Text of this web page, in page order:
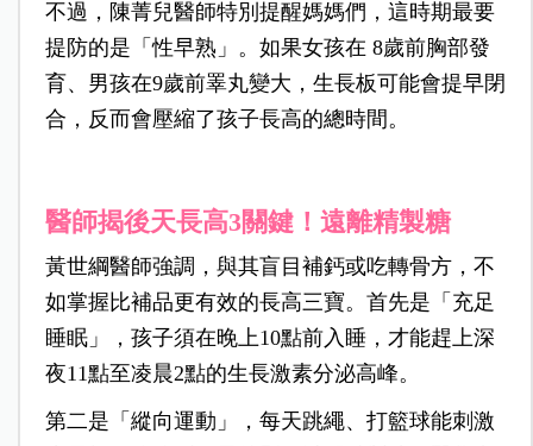
不過， 陳菁兒醫師特別提醒媽媽們，這時期最要
提防的是「性早熟」。如果女孩在 8歲前胸部發
育、男孩在9歲前睪丸變大，生長板可能會提早閉
合，反而會壓縮了孩子長高的總時間。
醫師揭後天長高3關鍵！遠離精製糖
黃世綱醫師強調，與其盲目補鈣或吃轉骨方，不
如掌握比補品更有效的長高三寶。首先是「充足
睡眠」，孩子須在晚上10點前入睡，才能趕上深
夜11點至凌晨2點的生長激素分泌高峰。
第二是「縱向運動」，每天跳繩、打籃球能刺激